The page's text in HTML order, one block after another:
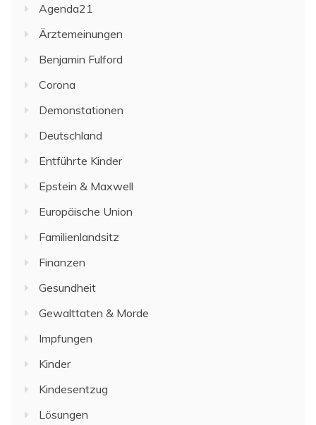
Agenda21
Ärztemeinungen
Benjamin Fulford
Corona
Demonstationen
Deutschland
Entführte Kinder
Epstein & Maxwell
Europäische Union
Familienlandsitz
Finanzen
Gesundheit
Gewalttaten & Morde
Impfungen
Kinder
Kindesentzug
Lösungen